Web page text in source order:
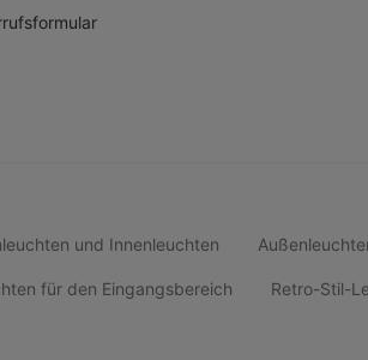
und Innenleuchten
für den Eingangsbereich Retro-Stil-